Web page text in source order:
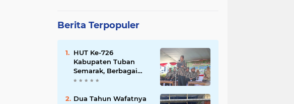
Berita Terpopuler
HUT Ke-726
Kabupaten Tuban
Semarak, Berbagai
Prestasinya Pun
Dua Tahun Wafatnya